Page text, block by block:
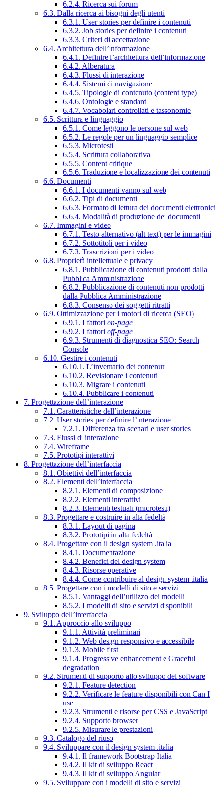
6.2.4. Ricerca sui forum
6.3. Dalla ricerca ai bisogni degli utenti
6.3.1. User stories per definire i contenuti
6.3.2. Job stories per definire i contenuti
6.3.3. Criteri di accettazione
6.4. Architettura dell’informazione
6.4.1. Definire l’architettura dell’informazione
6.4.2. Alberatura
6.4.3. Flussi di interazione
6.4.4. Sistemi di navigazione
6.4.5. Tipologie di contenuto (content type)
6.4.6. Ontologie e standard
6.4.7. Vocabolari controllati e tassonomie
6.5. Scrittura e linguaggio
6.5.1. Come leggono le persone sul web
6.5.2. Le regole per un linguaggio semplice
6.5.3. Microtesti
6.5.4. Scrittura collaborativa
6.5.5. Content critique
6.5.6. Traduzione e localizzazione dei contenuti
6.6. Documenti
6.6.1. I documenti vanno sul web
6.6.2. Tipi di documenti
6.6.3. Formato di lettura dei documenti elettronici
6.6.4. Modalità di produzione dei documenti
6.7. Immagini e video
6.7.1. Testo alternativo (alt text) per le immagini
6.7.2. Sottotitoli per i video
6.7.3. Trascrizioni per i video
6.8. Proprietà intellettuale e privacy
6.8.1. Pubblicazione di contenuti prodotti dalla
Pubblica Amministrazione
6.8.2. Pubblicazione di contenuti non prodotti
dalla Pubblica Amministrazione
6.8.3. Consenso dei soggetti ritratti
6.9. Ottimizzazione per i motori di ricerca (SEO)
6.9.1. I fattori on-page
6.9.2. I fattori off-page
6.9.3. Strumenti di diagnostica SEO: Search
Console
6.10. Gestire i contenuti
6.10.1. L’inventario dei contenuti
6.10.2. Revisionare i contenuti
6.10.3. Migrare i contenuti
6.10.4. Pubblicare i contenuti
7. Progettazione dell’interazione
7.1. Caratteristiche dell’interazione
7.2. User stories per definire l’interazione
7.2.1. Differenza tra scenari e user stories
7.3. Flussi di interazione
7.4. Wireframe
7.5. Prototipi interattivi
8. Progettazione dell’interfaccia
8.1. Obiettivi dell’interfaccia
8.2. Elementi dell’interfaccia
8.2.1. Elementi di composizione
8.2.2. Elementi interattivi
8.2.3. Elementi testuali (microtesti)
8.3. Progettare e costruire in alta fedeltà
8.3.1. Layout di pagina
8.3.2. Prototipi in alta fedeltà
8.4. Progettare con il design system .italia
8.4.1. Documentazione
8.4.2. Benefici del design system
8.4.3. Risorse operative
8.4.4. Come contribuire al design system .italia
8.5. Progettare con i modelli di sito e servizi
8.5.1. Vantaggi dell’utilizzo dei modelli
8.5.2. I modelli di sito e servizi disponibili
9. Sviluppo dell’interfaccia
9.1. Approccio allo sviluppo
9.1.1. Attività preliminari
9.1.2. Web design responsivo e accessibile
9.1.3. Mobile first
9.1.4. Progressive enhancement e Graceful
degradation
9.2. Strumenti di supporto allo sviluppo del software
9.2.1. Feature detection
9.2.2. Verificare le feature disponibili con Can I
use
9.2.3. Strumenti e risorse per CSS e JavaScript
9.2.4. Supporto browser
9.2.5. Misurare le prestazioni
9.3. Catalogo del riuso
9.4. Sviluppare con il design system .italia
9.4.1. Il framework Bootstrap Italia
9.4.2. Il kit di sviluppo React
9.4.3. Il kit di sviluppo Angular
9.5. Sviluppare con i modelli di sito e servizi